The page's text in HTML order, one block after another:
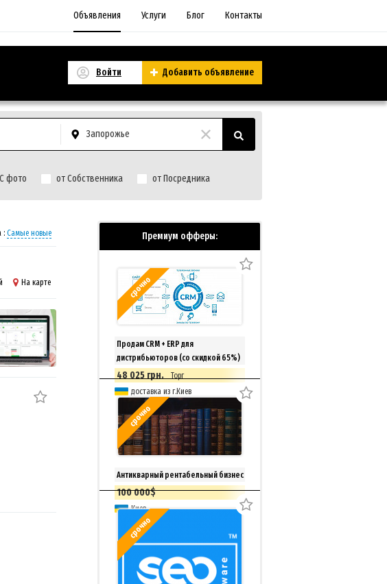
Объявления Услуги Блог Контакты
Войти Добавить объявление
Запорожье
С фото от Собственника от Посредника
: Самые новые
На карте
Премиум офферы:
срочно
Продам CRM + ERP для
дистрибьюторов (со скидкой 65%)
48 025 грн.
Торг
доставка из г.Киев
срочно
Антикварный рентабельный бизнес
100 000$
Киев
срочно